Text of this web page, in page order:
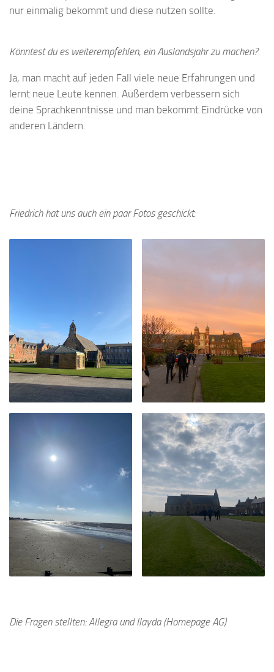
nur einmalig bekommt und diese nutzen sollte.
Könntest du es weiterempfehlen, ein Auslandsjahr zu machen?
Ja, man macht auf jeden Fall viele neue Erfahrungen und
lernt neue Leute kennen. Außerdem verbessern sich
deine Sprachkenntnisse und man bekommt Eindrücke von
anderen Ländern.
Friedrich hat uns auch ein paar Fotos geschickt:
Die Fragen stellten: Allegra und Ilayda (Homepage AG)